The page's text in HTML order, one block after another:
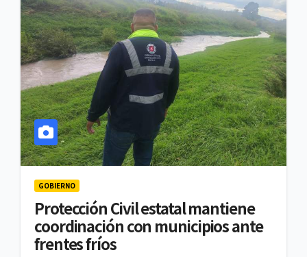
GOBIERNO
Protección Civil estatal mantiene
coordinación con municipios ante
frentes fríos